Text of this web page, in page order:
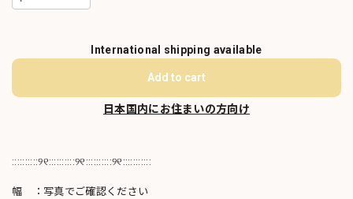
International shipping available
Add to cart
日本国内にお住まいの方向け
::::::::::୨୧::::::::::୨୧::::::::::୨୧:::::::::::
幅 ：写真でご確認ください